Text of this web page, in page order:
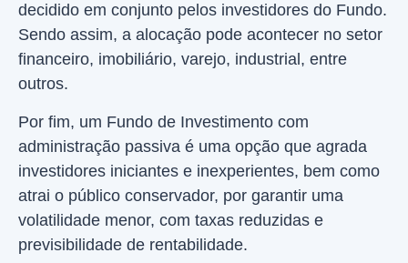
decidido em conjunto pelos investidores do Fundo.
Sendo assim, a alocação pode acontecer no setor
financeiro, imobiliário, varejo, industrial, entre
outros.
Por fim, um Fundo de Investimento com
administração passiva é uma opção que agrada
investidores iniciantes e inexperientes, bem como
atrai o público conservador, por garantir uma
volatilidade menor, com taxas reduzidas e
previsibilidade de rentabilidade.